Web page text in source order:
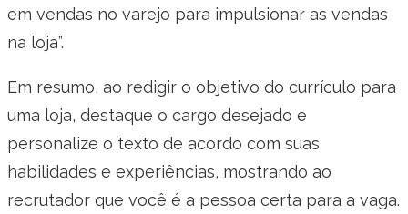
em vendas no varejo para impulsionar as vendas
na loja”.
Em resumo, ao redigir o objetivo do currículo para
uma loja, destaque o cargo desejado e
personalize o texto de acordo com suas
habilidades e experiências, mostrando ao
recrutador que você é a pessoa certa para a vaga.